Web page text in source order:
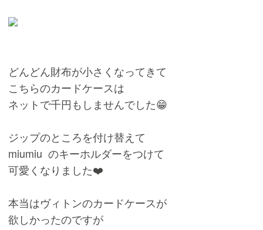
どんどん財布が小さくなってきて
こちらのカードケースは
ネットで千円もしませんでした😁
ジップのところを付け替えて
miumiu のキーホルダーをつけて
可愛くなりました❤️
本当はヴィトンのカードケースが
欲しかったのですが